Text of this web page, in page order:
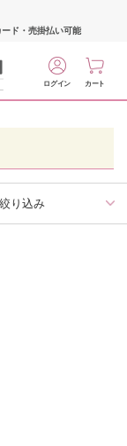
ド・売掛払い可能
ログイン カート
絞り込み